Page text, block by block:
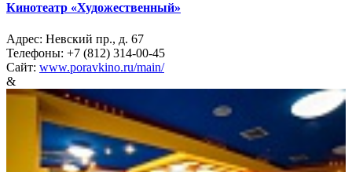
Кинотеатр «Художественный»
Адрес: Невский пр., д. 67
Телефоны: +7 (812) 314-00-45
Сайт: www.poravkino.ru/main/
&